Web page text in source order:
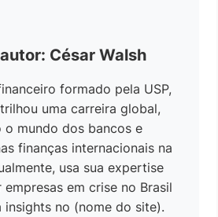
César Walsh
formado pela USP,
uma carreira global,
o mundo dos bancos e
finanças internacionais na
usa sua expertise
em crise no Brasil
no (nome do site).